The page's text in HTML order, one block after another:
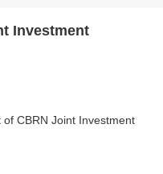
Investment